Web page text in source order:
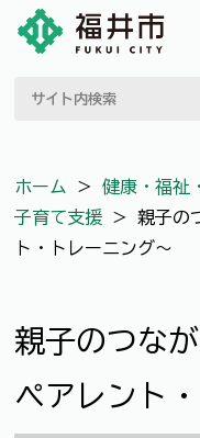
ホーム ＞ 健康・福祉
子育て支援 ＞ 親子の
ト・トレーニング～
親子のつな
ペアレント